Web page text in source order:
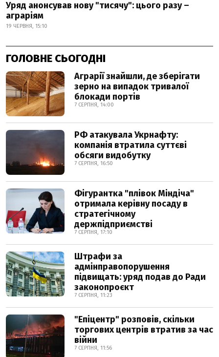
Уряд анонсував нову "тисячу": цього разу –
аграріям
19 ЧЕРВНЯ, 15:10
ГОЛОВНЕ СЬОГОДНІ
Аграрії знайшли, де зберігати
зерно на випадок тривалої
блокади портів
7 СЕРПНЯ, 14:00
РФ атакувала Укрнафту:
компанія втратила суттєві
обсяги видобутку
7 СЕРПНЯ, 16:50
Фігурантка "плівок Міндіча"
отримала керівну посаду в
стратегічному
держпідприємстві
7 СЕРПНЯ, 17:10
Штрафи за
адмінправопорушення
підвищать: уряд подав до Ради
законопроєкт
7 СЕРПНЯ, 11:23
"Епіцентр" розповів, скільки
торгових центрів втратив за час
війни
7 СЕРПНЯ, 11:56